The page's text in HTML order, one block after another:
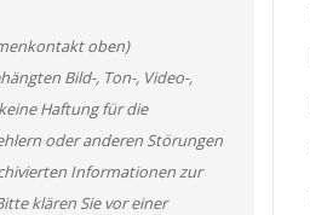
oben)
Bild-, Ton-, Video-,
Haftung für die
oder anderen Störungen
Informationen zur
klären Sie vor einer